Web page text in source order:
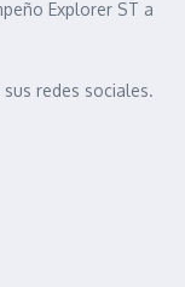
Explorer ST a
sus redes sociales.